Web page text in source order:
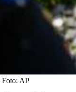
Foto: AP